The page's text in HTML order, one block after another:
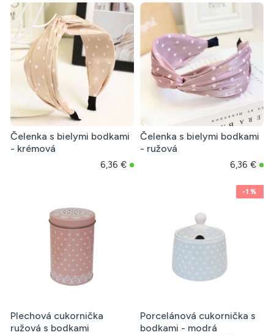
Čelenka s bielymi bodkami
- krémová
6,36 €
Čelenka s bielymi bodkami
- ružová
6,36 €
Plechová cukornička
ružová s bodkami
-1 %
Porcelánová cukornička s
bodkami - modrá